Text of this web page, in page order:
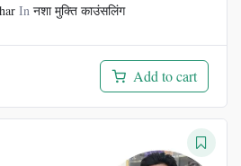
In नशा मुक्ति काउंसलिंग
Add to cart